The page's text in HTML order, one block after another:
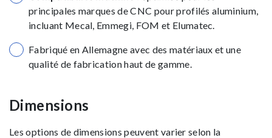
principales marques de CNC pour profilés aluminium,
incluant Mecal, Emmegi, FOM et Elumatec.
Fabriqué en Allemagne avec des matériaux et une
qualité de fabrication haut de gamme.
Dimensions
Les options de dimensions peuvent varier selon la